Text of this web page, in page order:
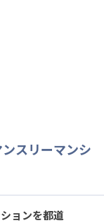
スリーマンシ
ョンを都道